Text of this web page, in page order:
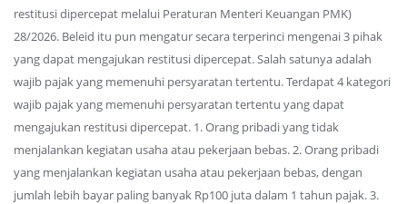
restitusi dipercepat melalui Peraturan Menteri Keuangan PMK)
28/2026. Beleid itu pun mengatur secara terperinci mengenai 3 pihak
yang dapat mengajukan restitusi dipercepat. Salah satunya adalah
wajib pajak yang memenuhi persyaratan tertentu. Terdapat 4 kategori
wajib pajak yang memenuhi persyaratan tertentu yang dapat
mengajukan restitusi dipercepat. 1. Orang pribadi yang tidak
menjalankan kegiatan usaha atau pekerjaan bebas. 2. Orang pribadi
yang menjalankan kegiatan usaha atau pekerjaan bebas, dengan
jumlah lebih bayar paling banyak Rp100 juta dalam 1 tahun pajak. 3.